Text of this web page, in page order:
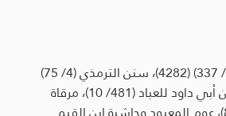
سنن أبي داود (6/ 337) (4282)، سنن الترمذي (4/ 75)
(2230)، شرح سنن أبي داود للعباد (481/ 10)، مرقاة